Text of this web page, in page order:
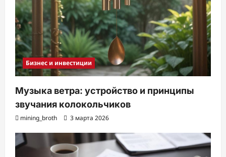
Бизнес и инвестиции
Музыка ветра: устройство и принципы
звучания колокольчиков
mining_broth 3 марта 2026